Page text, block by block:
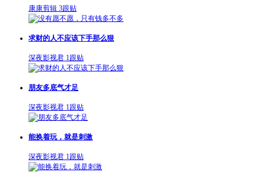
康康剪辑 3跟贴
求财的人不应该下手那么狠
深夜影视君 1跟贴
朋友多底气才足
深夜影视君 1跟贴
能换着玩，就是刺激
深夜影视君 1跟贴